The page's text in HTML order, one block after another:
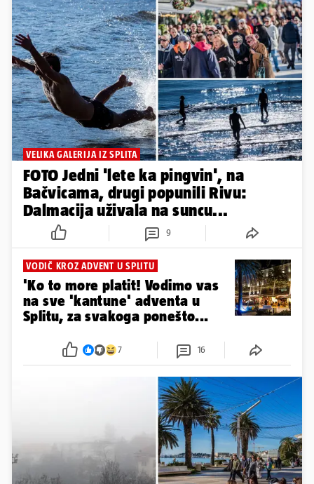
VELIKA GALERIJA IZ SPLITA
FOTO Jedni 'lete ka pingvin', na
Bačvicama, drugi popunili Rivu:
Dalmacija uživala na suncu...
9
VODIČ KROZ ADVENT U SPLITU
'Ko to more platit! Vodimo vas
na sve 'kantune' adventa u
Splitu, za svakoga ponešto...
7 16